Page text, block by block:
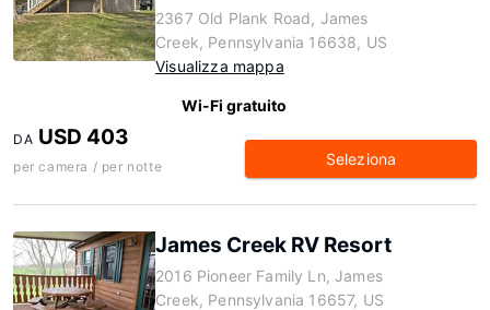
2367 Old Plank Road, James
Creek, Pennsylvania 16638, US
Visualizza mappa
Wi-Fi gratuito
DA USD 403
per camera / per notte Seleziona
James Creek RV Resort
2016 Pioneer Family Ln, James
Creek, Pennsylvania 16657, US